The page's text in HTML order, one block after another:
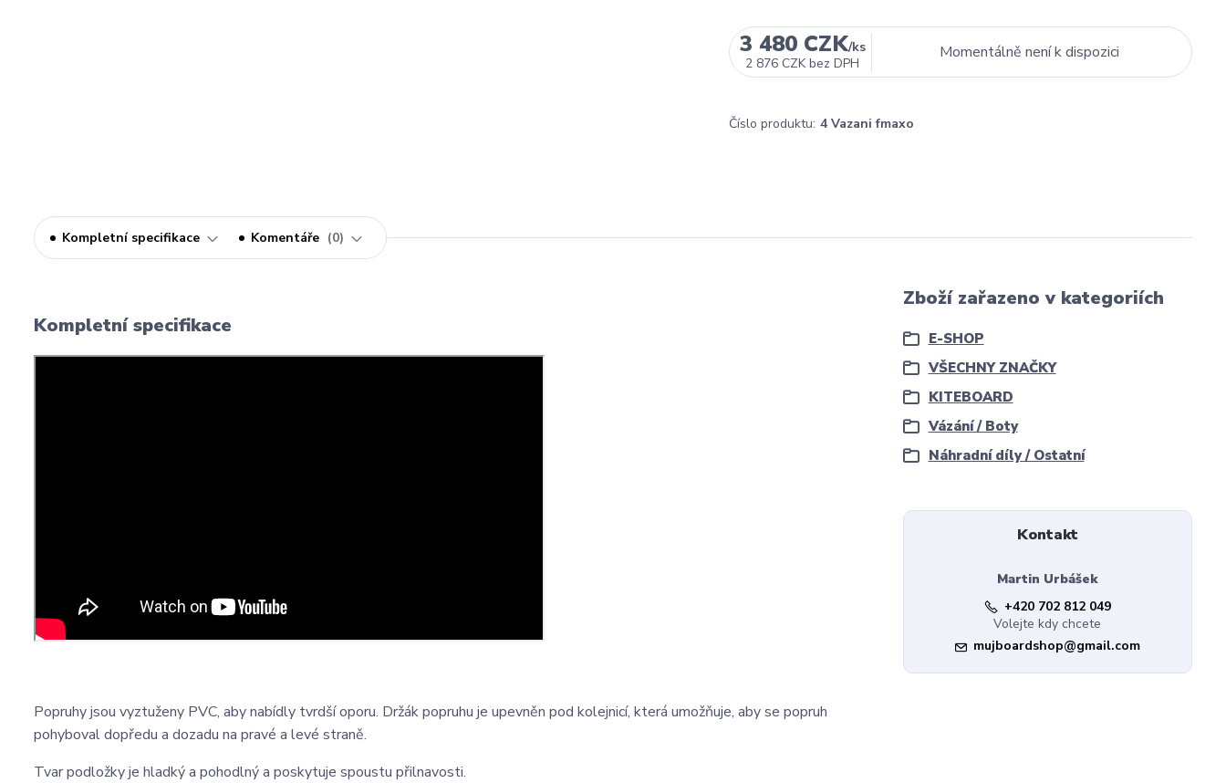
3 480 CZK/ks
2 876 CZK bez DPH
Momentálně není k dispozici
Číslo produktu: 4 Vazani fmaxo
Kompletní specifikace Komentáře 0
Kompletní specifikace
Popruhy jsou vyztuženy PVC, aby nabídly tvrdší oporu. Držák popruhu je upevněn pod kolejnicí, která umožňuje, aby se popruh
pohyboval dopředu a dozadu na pravé a levé straně.
Tvar podložky je hladký a pohodlný a poskytuje spoustu přilnavosti.
Zboží zařazeno v kategoriích
E-SHOP
VŠECHNY ZNAČKY
KITEBOARD
Vázání / Boty
Náhradní díly / Ostatní
Kontakt
Martin Urbášek
+420 702 812 049
Volejte kdy chcete
mujboardshop@gmail.com